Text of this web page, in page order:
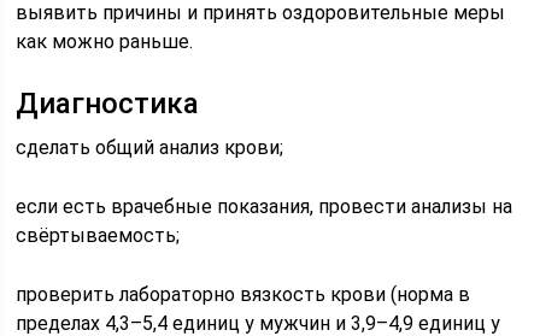
выявить причины и принять оздоровительные меры
как можно раньше.
Диагностика
сделать общий анализ крови;
если есть врачебные показания, провести анализы на
свёртываемость;
проверить лабораторно вязкость крови (норма в
пределах 4,3–5,4 единиц у мужчин и 3,9–4,9 единиц у